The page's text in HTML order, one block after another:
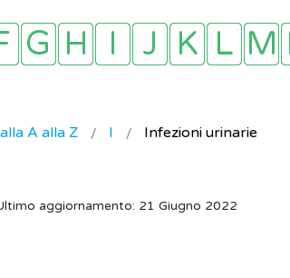
A alla Z I Infezioni urinarie
aggiornamento: 21 Giugno 2022